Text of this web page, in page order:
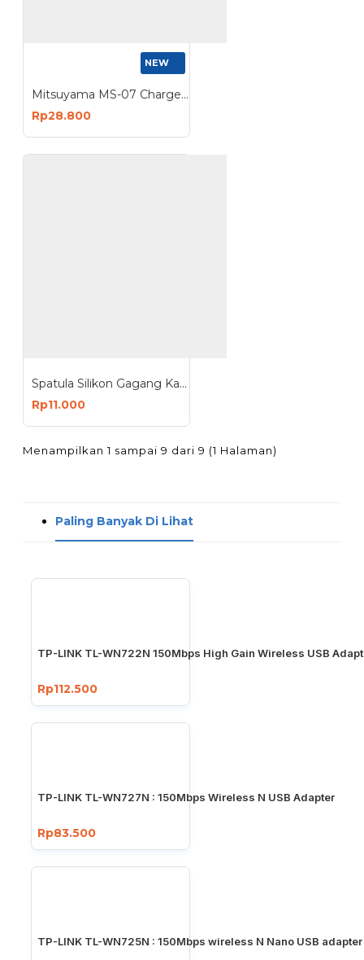
NEW
Mitsuyama MS-07 Charger Battery Baterai 18650 2 Slot
Rp28.800
Spatula Silikon Gagang Kayu Bolong Sutil Slotted Turner
Rp11.000
Menampilkan 1 sampai 9 dari 9 (1 Halaman)
Paling Banyak Di Lihat
TP-LINK TL-WN722N 150Mbps High Gain Wireless USB
Rp112.500
TP-LINK TL-WN727N : 150Mbps Wireless N USB Adapter
Rp83.500
TP-LINK TL-WN725N : 150Mbps wireless N Nano USB adapter